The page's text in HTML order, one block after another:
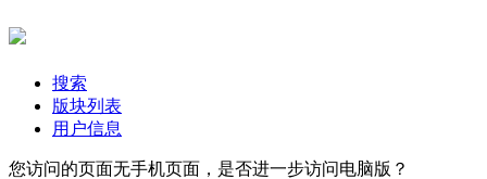
搜索
版块列表
用户信息
您访问的页面无手机页面，是否进一步访问电脑版？